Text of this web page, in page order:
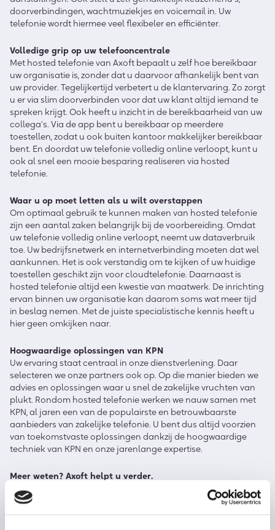
doorverbindingen, wachtmuziekjes en voicemail in. Uw
telefonie wordt hiermee veel flexibeler en efficiënter.
Volledige grip op uw telefooncentrale
Met hosted telefonie van Axoft bepaalt u zelf hoe bereikbaar
uw organisatie is, zonder dat u daarvoor afhankelijk bent van
uw provider. Tegelijkertijd verbetert u de klantervaring. Zo zorgt
u er via slim doorverbinden voor dat uw klant altijd iemand te
spreken krijgt. Ook heeft u inzicht in de bereikbaarheid van uw
collega’s. Via de app bent u bereikbaar op meerdere
toestellen, zodat u ook buiten kantoor makkelijker bereikbaar
bent. En doordat uw telefonie volledig online verloopt, kunt u
ook al snel een mooie besparing realiseren via hosted
telefonie.
Waar u op moet letten als u wilt overstappen
Om optimaal gebruik te kunnen maken van hosted telefonie
zijn een aantal zaken belangrijk bij de voorbereiding. Omdat
uw telefonie volledig online verloopt, neemt uw dataverbruik
toe. Uw bedrijfsnetwerk en internetverbinding moeten dat wel
aankunnen. Het is ook verstandig om te kijken of uw huidige
toestellen geschikt zijn voor cloudtelefonie. Daarnaast is
hosted telefonie altijd een kwestie van maatwerk. De inrichting
ervan binnen uw organisatie kan daarom soms wat meer tijd
in beslag nemen. Met de juiste specialistische kennis heeft u
hier geen omkijken naar.
Hoogwaardige oplossingen van KPN
Uw ervaring staat centraal in onze dienstverlening. Daar
selecteren we onze partners ook op. Op die manier bieden we
advies en oplossingen waar u snel de zakelijke vruchten van
plukt. Rondom hosted telefonie werken we nauw samen met
KPN, al jaren een van de populairste en betrouwbaarste
aanbieders van zakelijke telefonie. U bent dus altijd voorzien
van toekomstvaste oplossingen dankzij de hoogwaardige
techniek van KPN en onze jarenlange expertise.
Meer weten? Axoft helpt u verder.
Wilt u uzelf ook niet langer beperkingen opleggen rondom uw
telefonie? Neem dan contact met ons op. Wij spreken uw taal